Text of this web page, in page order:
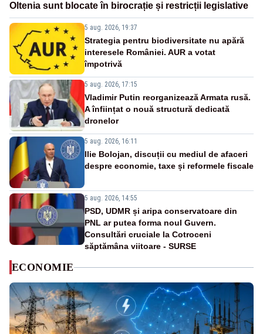
Oltenia sunt blocate în birocrație și restricții legislative
5 aug. 2026, 19:37
Strategia pentru biodiversitate nu apără
interesele României. AUR a votat
împotrivă
5 aug. 2026, 17:15
Vladimir Putin reorganizează Armata rusă.
A înființat o nouă structură dedicată
dronelor
5 aug. 2026, 16:11
Ilie Bolojan, discuții cu mediul de afaceri
despre economie, taxe și reformele fiscale
5 aug. 2026, 14:55
PSD, UDMR și aripa conservatoare din
PNL ar putea forma noul Guvern.
Consultări cruciale la Cotroceni
săptămâna viitoare - SURSE
ECONOMIE